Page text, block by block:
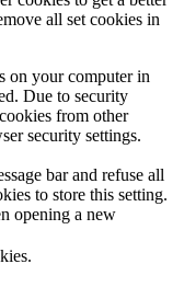
all set cookies in
on your computer in
Due to security
from other
security settings.
bar and refuse all
to store this setting.
opening a new